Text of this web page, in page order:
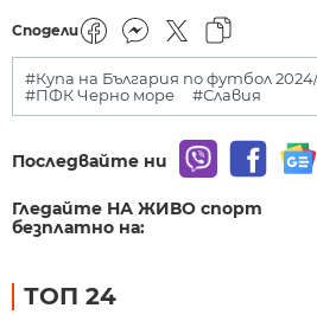
Сподели
#Купа на България по футбол
#ПФК Черно море
#Славия
Последвайте ни
Гледайте НА ЖИВО спорт
безплатно на:
ТОП 24